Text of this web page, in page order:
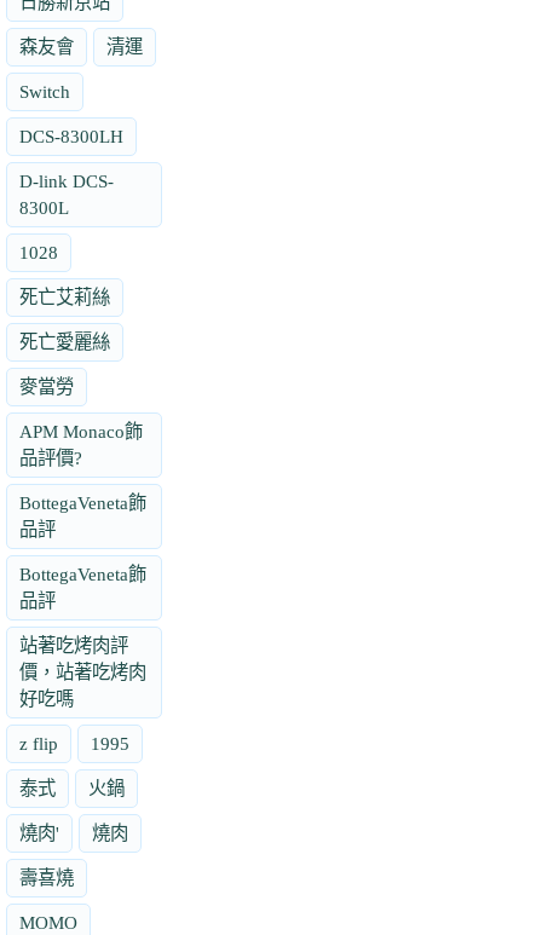
森友會 清運
Switch
DCS-8300LH
D-link DCS-
8300L
1028
死亡艾莉絲
死亡愛麗絲
麥當勞
APM Monaco飾
品評價?
BottegaVeneta飾
品評
BottegaVeneta飾
品評
站著吃烤肉評
價，站著吃烤肉
好吃嗎
z flip 1995
泰式 火鍋
燒肉' 燒肉
壽喜燒
MOMO